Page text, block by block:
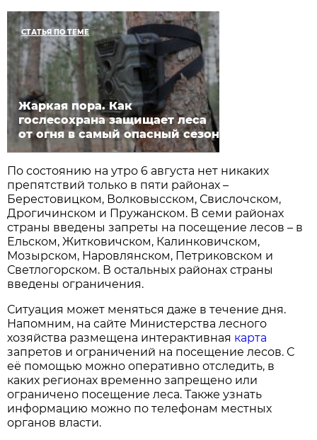
СТАТЬЯ ПО ТЕМЕ
Жаркая пора. Как
гослесохрана защищает леса
от огня в самый опасный сезон
По состоянию на утро 6 августа нет никаких
препятствий только в пяти районах –
Берестовицком, Волковысском, Свислочском,
Дрогичинском и Пружанском. В семи районах
страны введены запреты на посещение лесов – в
Ельском, Житковичском, Калинковичском,
Мозырском, Наровлянском, Петриковском и
Светлогорском. В остальных районах страны
введены ограничения.
Ситуация может меняться даже в течение дня.
Напомним, на сайте Министерства лесного
хозяйства размещена интерактивная карта
запретов и ограничений на посещение лесов. С
её помощью можно оперативно отследить, в
каких регионах временно запрещено или
ограничено посещение леса. Также узнать
информацию можно по телефонам местных
органов власти.